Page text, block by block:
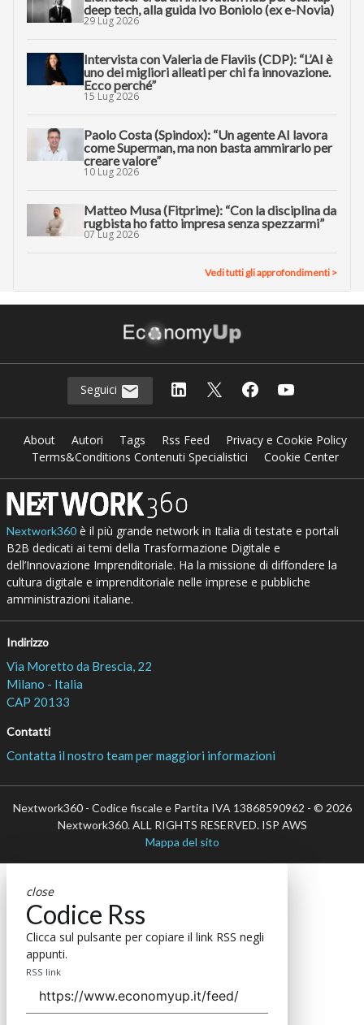
deep tech, alla guida Ivo Boniolo (ex e-Novia)
29 Lug 2026
Intervista con Valeria de Flaviis (CDP): “L’AI è
uno dei migliori alleati per chi fa innovazione.
Ecco perché”
15 Lug 2026
Paolo Costa (Spindox): “Un agente AI lavora
come Superman, ma non basta ammirarlo per
creare valore”
10 Lug 2026
Matteo Musa (Fitprime): “Con la disciplina da
rugbista ho fatto impresa senza spezzarmi”
07 Lug 2026
Vedi tutti gli approfondimenti >
Seguici
About Autori Tags Rss Feed
Privacy e Cookie Policy
Terms&Conditions Contenuti Specialistici
Cookie Center
Nextwork360è il più grande network in Italia di testate e portali
B2B dedicati ai temi della Trasformazione Digitale e
dell’Innovazione Imprenditoriale. Ha la missione di diffondere la
cultura digitale e imprenditoriale nelle imprese e pubbliche
amministrazioni italiane.
Indirizzo
Via Moretto da Brescia, 22
Milano - Italia
CAP 20133
Contatti
Contatta il nostro team per maggiori informazioni
Nextwork360 - Codice fiscale e Partita IVA 13868590962 - © 2026
Nextwork360. ALL RIGHTS RESERVED. ISP AWS
Mappa del sito
close
Codice Rss
Clicca sul pulsante per copiare il link RSS negli
appunti.
RSS link